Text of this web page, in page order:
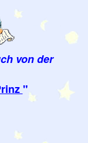
von der
"